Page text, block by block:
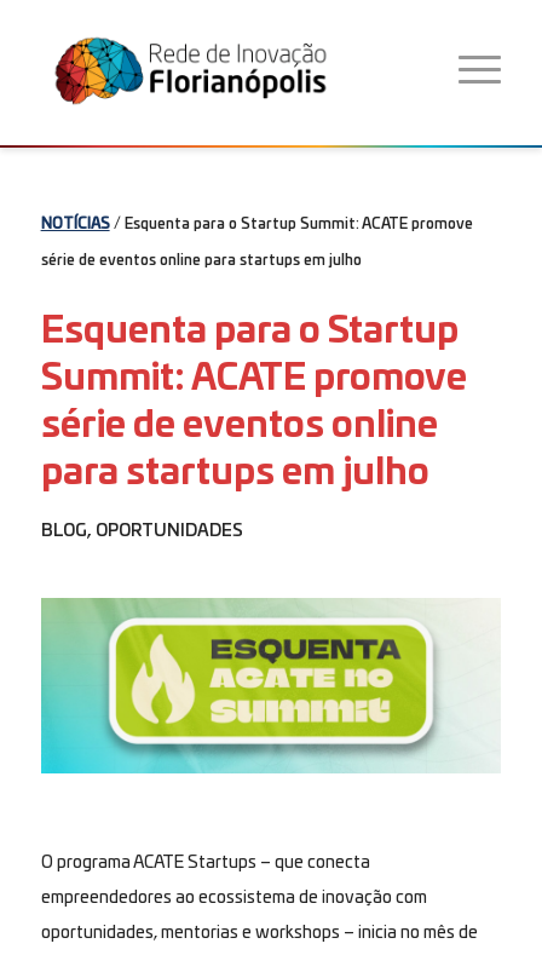
NOTÍCIAS/ Esquenta para o Startup Summit: ACATE promove
série de eventos online para startups em julho
Esquenta para o Startup
Summit: ACATE promove
série de eventos online
para startups em julho
BLOG, OPORTUNIDADES
O programa ACATE Startups – que conecta
empreendedores ao ecossistema de inovação com
oportunidades, mentorias e workshops – inicia no mês de